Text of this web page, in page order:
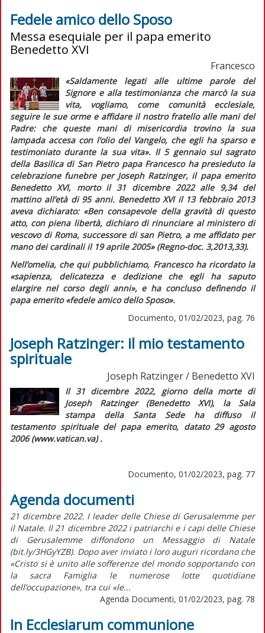
Fedele amico dello Sposo
Messa esequiale per il papa emerito
Benedetto XVI
Francesco
«Saldamente legati alle ultime parole del
Signore e alla testimonianza che marcò la sua
vita, vogliamo, come comunità ecclesiale,
seguire le sue orme e affidare il nostro fratello alle mani del
Padre: che queste mani di misericordia trovino la sua
lampada accesa con l’olio del Vangelo, che egli ha sparso e
testimoniato durante la sua vita».Il 5 gennaio sul sagrato
della Basilica di San Pietro papa Francesco ha presieduto la
celebrazione funebre per Joseph Ratzinger, il papa emerito
Benedetto XVI, morto il 31 dicembre 2022 alle 9,34 del
mattino all’età di 95 anni. Benedetto XVI il 13 febbraio 2013
aveva dichiarato: «Ben consapevole della gravità di questo
atto, con piena libertà, dichiaro di rinunciare al ministero di
vescovo di Roma, successore di san Pietro, a me affidato per
mano dei cardinali il 19 aprile 2005» (Regno-doc. 3,2013,33).
Nell’omelia, che qui pubblichiamo, Francesco ha ricordato la
«sapienza, delicatezza e dedizione che egli ha saputo
elargire nel corso degli anni», e ha concluso definendo il
papa emerito«fedele amico dello Sposo».
Documento, 01/02/2023, pag. 76
Joseph Ratzinger: il mio testamento
spirituale
Joseph Ratzinger / Benedetto XVI
Il 31 dicembre 2022, giorno della morte di
Joseph Ratzinger (Benedetto XVI), la Sala
stampa della Santa Sede ha diffuso il
testamento spirituale del papa emerito, datato 29 agosto
2006 (www.vatican.va) .
Documento, 01/02/2023, pag. 77
Agenda documenti
21 dicembre 2022. I leader delle Chiese di Gerusalemme per
il Natale. Il 21 dicembre 2022 i patriarchi e i capi delle Chiese
di Gerusalemme diffondono un Messaggio di Natale
(bit.ly/3HGyYZB). Dopo aver inviato i loro auguri ricordano che
«Cristo si è unito alle sofferenze del mondo sopportando con
la sacra Famiglia le numerose lotte quotidiane
dell’occupazione», tra cui «le...
Agenda Documenti, 01/02/2023, pag. 78
In Ecclesiarum communione